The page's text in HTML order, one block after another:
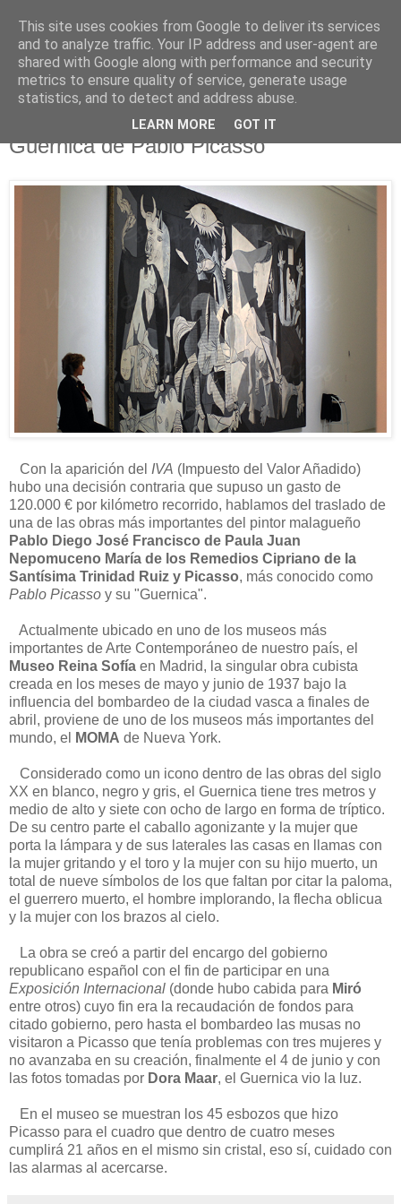
Está de pinga
4/2/13
Cuatro meses para los 76 años del
Guernica de Pablo Picasso
Con la aparición del IVA (Impuesto del Valor Añadido)
hubo una decisión contraria que supuso un gasto de
120.000 € por kilómetro recorrido, hablamos del traslado de
una de las obras más importantes del pintor malagueño
Pablo Diego José Francisco de Paula Juan
Nepomuceno María de los Remedios Cipriano de la
Santísima Trinidad Ruiz y Picasso, más conocido como
Pablo Picasso y su "Guernica".
Actualmente ubicado en uno de los museos más
importantes de Arte Contemporáneo de nuestro país, el
Museo Reina Sofía en Madrid, la singular obra cubista
creada en los meses de mayo y junio de 1937 bajo la
influencia del bombardeo de la ciudad vasca a finales de
abril, proviene de uno de los museos más importantes del
mundo, el
MOMA de Nueva York.
Considerado como un icono dentro de las obras del siglo
XX en blanco, negro y gris, el Guernica tiene tres metros y
medio de alto y siete con ocho de largo en forma de tríptico.
De su centro parte el caballo agonizante y la mujer que
porta la lámpara y de sus laterales las casas en llamas con
la mujer gritando y el toro y la mujer con su hijo muerto, un
total de nueve símbolos de los que faltan por citar la paloma,
el guerrero muerto, el hombre implorando, la flecha oblicua
y la mujer con los brazos al cielo.
La obra se creó a partir del encargo del gobierno
republicano español con el fin de participar en una
Exposición Internacional (donde hubo cabida para Miró
entre otros) cuyo fin era la recaudación de fondos para
citado gobierno, pero hasta el bombardeo las musas no
visitaron a Picasso que tenía problemas con tres mujeres y
no avanzaba en su creación, finalmente el 4 de junio y con
las fotos tomadas por Dora Maar, el Guernica vio la luz.
En el museo se muestran los 45 esbozos que hizo
Picasso para el cuadro que dentro de cuatro meses
cumplirá 21 años en el mismo sin cristal, eso sí, cuidado con
las alarmas al acercarse.
This site uses cookies from Google to deliver its services
and to analyze traffic. Your IP address and user-agent are
shared with Google along with performance and security
metrics to ensure quality of service, generate usage
statistics, and to detect and address abuse.
LEARN MORE GOT IT